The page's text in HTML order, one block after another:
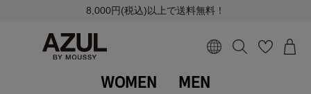
8,000円(税込)以上で送料無料！
WOMEN MEN